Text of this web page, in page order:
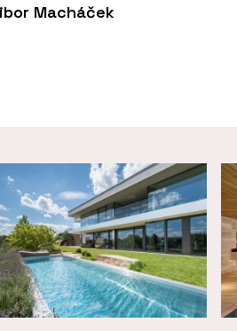
Macháček